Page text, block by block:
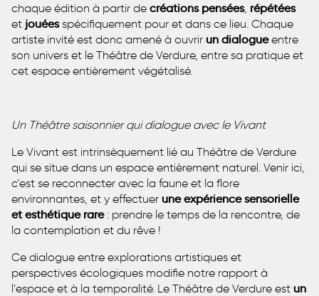
chaque édition à partir de créations pensées, répétées
et jouéesspécifiquement pour et dans ce lieu. Chaque
artiste invité est donc amené à ouvrir un dialogueentre
son univers et le Théâtre de Verdure, entre sa pratique et
cet espace entièrement végétalisé.
Un Théâtre saisonnier qui dialogue avec le Vivant
Le Vivant est intrinsèquement lié au Théâtre de Verdure
qui se situe dans un espace entièrement naturel. Venir ici,
c’est se reconnecter avec la faune et la flore
environnantes, et y effectuer une expérience sensorielle
et esthétique rare: prendre le temps de la rencontre, de
la contemplation et du rêve !
Ce dialogue entre explorations artistiques et
perspectives écologiques modifie notre rapport à
l’espace et à la temporalité. Le Théâtre de Verdure est un